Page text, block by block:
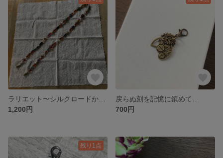
1,200円
戻らぬ刻を記憶に鎮めて…
700円
残り1点